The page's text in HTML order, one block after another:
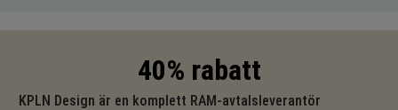
40% rabatt
KPLN Design är en komplett RAM-avtalsleverantör